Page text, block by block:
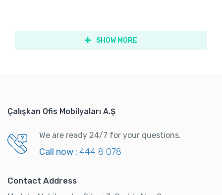
SHOW MORE
Çalışkan Ofis Mobilyaları A.Ş
We are ready 24/7 for your questions.
Call now : 444 8 078
Contact Address